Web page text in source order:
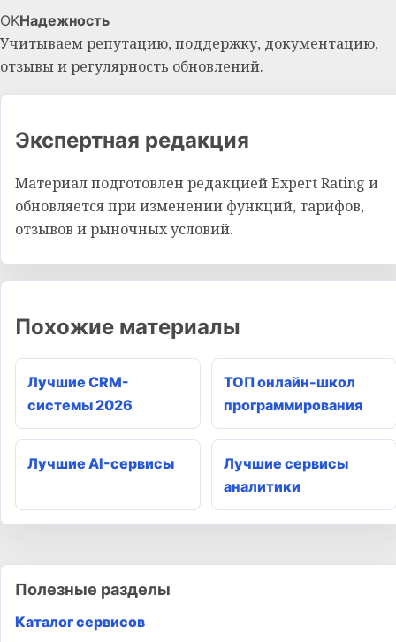
OKНадежность
Учитываем репутацию, поддержку, документацию,
отзывы и регулярность обновлений.
Экспертная редакция
Материал подготовлен редакцией Expert Rating и
обновляется при изменении функций, тарифов,
отзывов и рыночных условий.
Похожие материалы
Лучшие CRM-
системы 2026
ТОП онлайн-школ
программирования
Лучшие AI-сервисы
Лучшие сервисы
аналитики
Полезные разделы
Каталог сервисов